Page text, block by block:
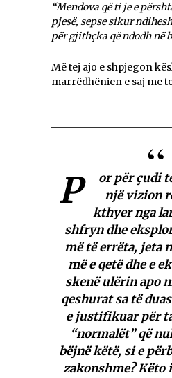
“Mendova që ti je e
pjesë, sepse sikur
për gjithçka që ndodh në
Më tej ajo e shpjegon
marrëdhënien e saj me
P
or për çudi
një vizion
kthyer nga
shfryn dhe
më të errëta, jeta
më e qetë dhe e
skenë ulërin apo
qeshurat sa të
e justifikuar për
“normalët” që
bëjnë këtë, si e
zakonshme? Këto